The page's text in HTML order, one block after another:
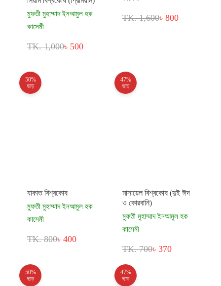
মুফতী মুহাম্মাদ ইনআমুল হক
কাসেমী
TK. 1,000৳ 500
TK. 1,600৳ 800
50%
ছাড়
যাকাত বিশ্বকোষ
মুফতী মুহাম্মাদ ইনআমুল হক
কাসেমী
TK. 800৳ 400
47%
ছাড়
মাসায়েল বিশ্বকোষ (দুই ঈদ
ও কোরবানি)
মুফতী মুহাম্মাদ ইনআমুল হক
কাসেমী
TK. 700৳ 370
50%
ছাড়
47%
ছাড়